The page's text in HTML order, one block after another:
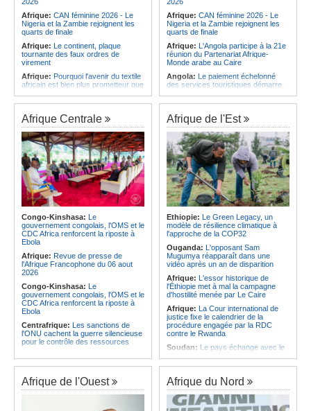
Afrique: CAN féminine 2026 - Le
Nigeria et la Zambie rejoignent les
quarts de finale
Afrique: Le continent, plaque
tournante des faux ordres de
virement
Afrique: Pourquoi l'avenir du textile
africain est bien plus prometteur que
Afrique:Les Africains en première
ligne face à la crise de la biodiversité
Afrique:L'essor historique de
l'Éthiopie met à mal la campagne
d'hostilité menée par Le Caire
Afrique:La Cour international de
justice fixe le calendrier de la
procédure engagée par la RDC
contre le Rwanda
Afrique:Visite du Président de la
République et de la Première Dame
à Yamoussoukro
Afrique:Le Forum de
l'entrepreneuriat de Sept Afrique se
veut une plateforme de mobilisation
des investissements
Afrique: CAN féminine 2026 - Le
Nigeria et la Zambie rejoignent les
quarts de finale
Afrique: L'Angola participe à la 21e
réunion du Partenariat Afrique-
Monde arabe au Caire
Angola: Le paiement échelonné
des services touristiques démarre
Angola:Jiu-jitsu - Le pays
décroche une troisième médaille à
Abou Dabi
Afrique:Ju-Jitsu - La délégation
angolaise reçue par l'ambassadeur
d'Angola aux Émirats arabes unis
Angola:Une expédition automobile
favorise le tourisme à Humpata
Angola:La WAS-AC souhaite
collaborer avec le pays pour
stimuler l'aquaculture
Afrique:Un groupe parlementaire
se penche sur le rôle des femmes
dans l'interaction avec les
communautés
Afrique Centrale
Congo-Kinshasa: Le
gouvernement congolais, l'OMS et le
CDC Africa renforcent la riposte à
Ebola
Afrique: Revue de presse de
l'Afrique Francophone du 06 aout
2026
Congo-Kinshasa: Le
gouvernement congolais, l'OMS et le
CDC Africa renforcent la riposte à
Ebola
Centrafrique: Les sanctions de
l'ONU cachent la guerre silencieuse
pour le contrôle des ressources
Afrique:La Cour international de
justice fixe le calendrier de la
Afrique de l'Est
Ethiopie: Le Green Legacy, un
modèle de résilience climatique à
l'approche de la COP32
Ouganda: L'opposant Sam
Mugumya réapparaît dans une
vidéo après un an de disparition
Afrique: L'essor historique de
l'Éthiopie met à mal la campagne
d'hostilité menée par Le Caire
Afrique: La Cour international de
justice fixe le calendrier de la
procédure engagée par la RDC
contre le Rwanda
Soudan: Le pays échange avec le
Afrique:L'Éthiopie accueillera la
76e session du Comité régional de
l'OMS pour le continent
Afrique de l'Ouest Afrique du Nord